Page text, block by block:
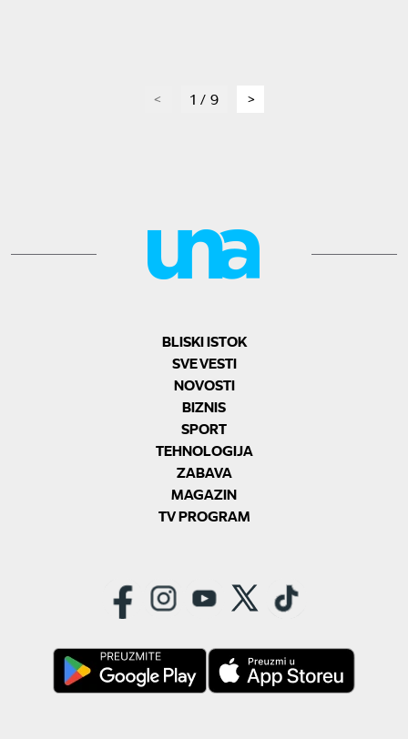
page1 / 9 page
BLISKI ISTOK
SVE VESTI
NOVOSTI
BIZNIS
SPORT
TEHNOLOGIJA
ZABAVA
MAGAZIN
TV PROGRAM